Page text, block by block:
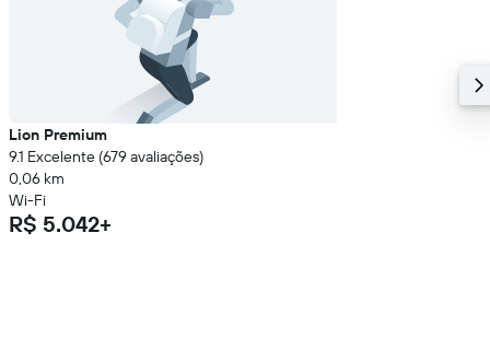
Lion Premium
9.1 Excelente (679 avaliações)
0,06 km
Wi-Fi
R$ 5.042+